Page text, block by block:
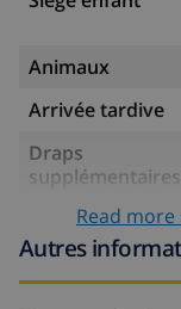
Animaux
Arrivée tardive
Draps
supplémentaires
Serviettes
supplémentaires
Départ tardif
Read more
Autres